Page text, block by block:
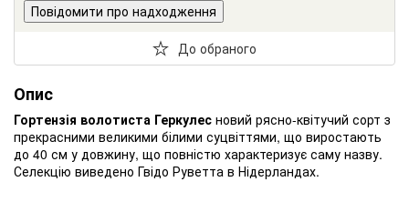
Повідомити про надходження
До обраного
Опис
Гортензія волотиста Геркулес новий рясно-квітучий сорт з
прекрасними великими білими суцвіттями, що виростають
до 40 см у довжину, що повністю характеризує саму назву.
Селекцію виведено Гвідо Руветта в Нідерландах.